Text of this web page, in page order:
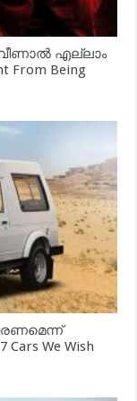
എല്ലാം
From Being
We Wish